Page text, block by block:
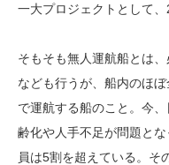
一大プロジェクトとして
そもそも無人運航船とは
なども行うが、船内のほ
で運航する船のこと。今
齢化や人手不足が問題と
員は5割を超えている。そ